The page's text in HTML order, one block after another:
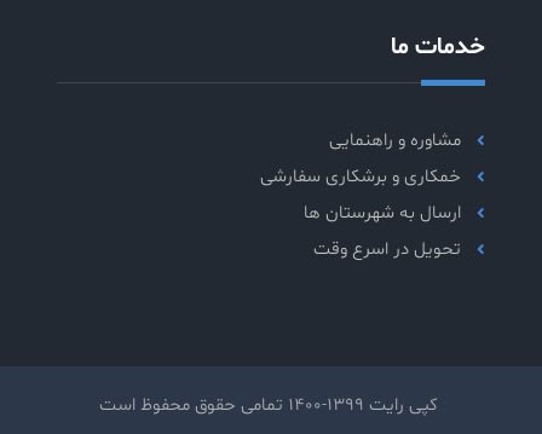
خدمات ما
مشاوره و راهنمایی
خمکاری و برشکاری سفارشی
ارسال به شهرستان ها
تحویل در اسرع وقت
کپی رایت 1399-1400 تمامی حقوق محفوظ است